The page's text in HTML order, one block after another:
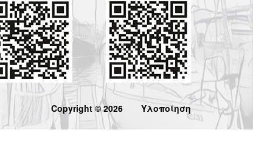
Copyright © 2026 Υλοποίηση